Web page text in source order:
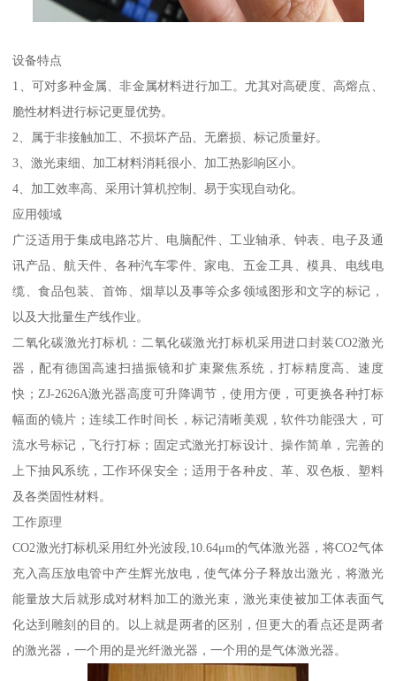
设备特点
1、可对多种金属、非金属材料进行加工。尤其对高硬度、高熔点、
脆性材料进行标记更显优势。
2、属于非接触加工、不损坏产品、无磨损、标记质量好。
3、激光束细、加工材料消耗很小、加工热影响区小。
4、加工效率高、采用计算机控制、易于实现自动化。
应用领域
广泛适用于集成电路芯片、电脑配件、工业轴承、钟表、电子及通
讯产品、航天件、各种汽车零件、家电、五金工具、模具、电线电
缆、食品包装、首饰、烟草以及事等众多领域图形和文字的标记，
以及大批量生产线作业。
二氧化碳激光打标机：二氧化碳激光打标机采用进口封装CO2激光
器，配有德国高速扫描振镜和扩束聚焦系统，打标精度高、速度
快；ZJ-2626A激光器高度可升降调节，使用方便，可更换各种打标
幅面的镜片；连续工作时间长，标记清晰美观，软件功能强大，可
流水号标记，飞行打标；固定式激光打标设计、操作简单，完善的
上下抽风系统，工作环保安全；适用于各种皮、革、双色板、塑料
及各类固性材料。
工作原理
CO2激光打标机采用红外光波段,10.64μm的气体激光器，将CO2气体
充入高压放电管中产生辉光放电，使气体分子释放出激光，将激光
能量放大后就形成对材料加工的激光束，激光束使被加工体表面气
化达到雕刻的目的。以上就是两者的区别，但更大的看点还是两者
的激光器，一个用的是光纤激光器，一个用的是气体激光器。